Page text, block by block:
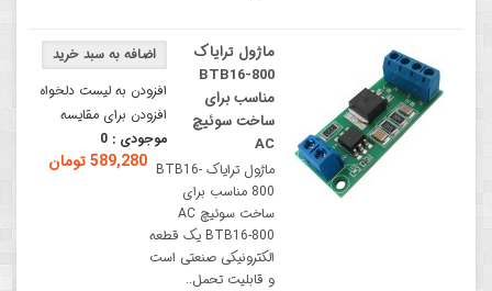
افزودن به لیست دلخواه
افزودن برای مقایسه
موجودی : 0
589,280 تومان
ماژول ترایاک
BTB16-800
مناسب برای
ساخت سوئیچ
AC
ماژول ترایاک BTB16-
800 مناسب برای
ساخت سوئیچ AC
BTB16-800 یک قطعه
الکترونیکی صنعتی است
و قابلیت تحمل..